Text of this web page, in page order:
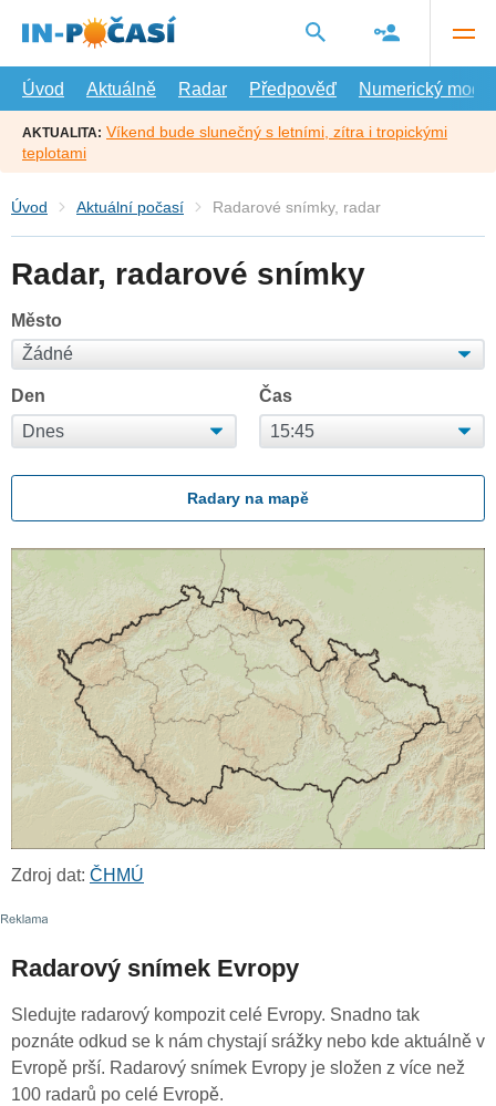
hlavní
Úvod
Aktuálně Radar Předpověď Numerický model
AKTUALITA: Víkend bude slunečný s letními, zítra i tropickými
teplotami
Úvod Aktuální počasí Radarové snímky, radar
Radar, radarové snímky
Město
Den Čas
Radary na mapě
Zdroj dat: ČHMÚ
Radarový snímek Evropy
Sledujte radarový kompozit celé Evropy. Snadno tak
poznáte odkud se k nám chystají srážky nebo kde aktuálně v
Evropě prší. Radarový snímek Evropy je složen z více než
100 radarů po celé Evropě.